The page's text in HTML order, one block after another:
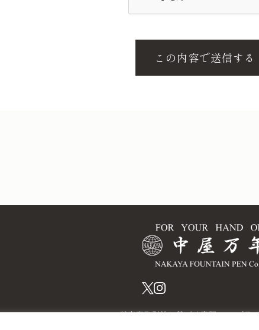
この内容で送信する
特定商取引法に基づく表記 プラ